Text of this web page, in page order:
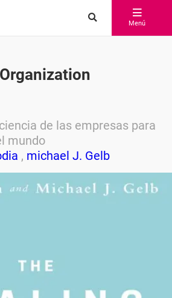
Menú
de las empresas para
mundo
, michael J. Gelb